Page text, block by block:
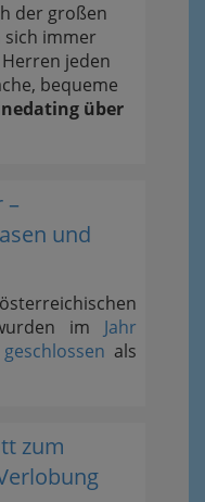
der großen
sich immer
jeden
bequeme
über
–
und
im Jahr
als
zum